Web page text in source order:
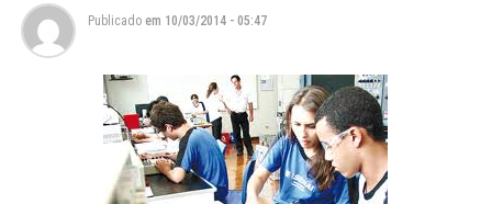
Publicado em 10/03/2014 - 05:47